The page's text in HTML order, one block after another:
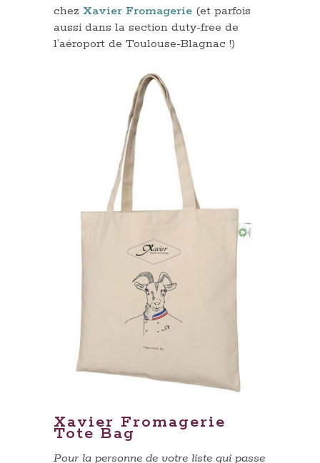
chez Xavier Fromagerie (et parfois
aussi dans la section duty-free de
l’aéroport de Toulouse-Blagnac !)
Xavier Fromagerie
Tote Bag
Pour la personne de votre liste qui passe